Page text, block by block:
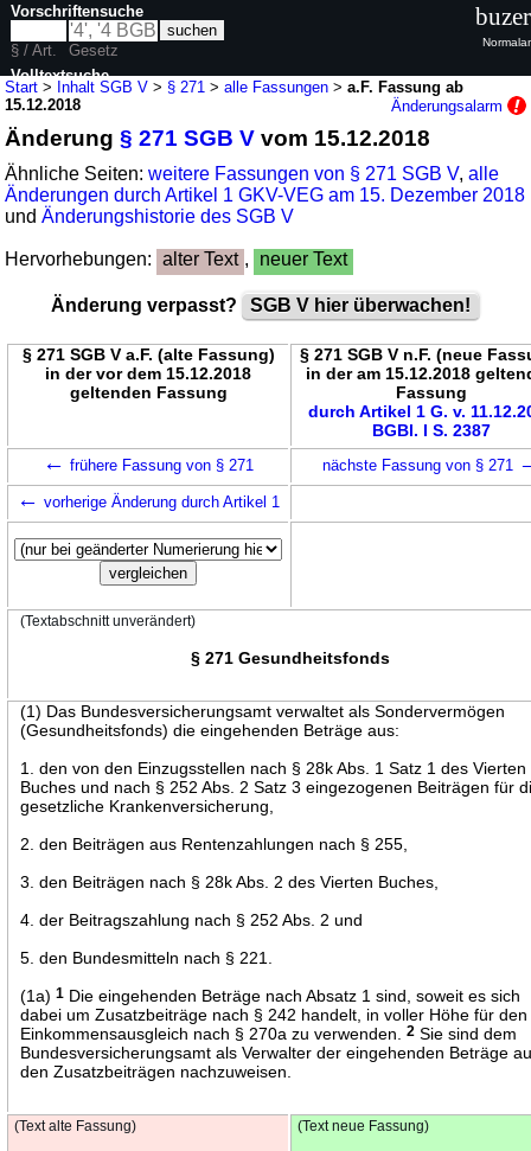
Start > Inhalt SGB V > § 271 >alle Fassungen >a.F. Fassung ab
15.12.2018
Änderungsalarm
Änderung§ 271 SGB V vom 15.12.2018
Ähnliche Seiten:weitere Fassungen von § 271 SGB V,alle
Änderungen durch Artikel 1 GKV-VEG am 15. Dezember 2018
undÄnderungshistorie des SGB V
Hervorhebungen: alter Text , neuer Text
Änderung verpasst? SGB V hier überwachen!
§ 271 SGB V a.F. (alte Fassung)
in der vor dem 15.12.2018
geltenden Fassung
§ 271 SGB V n.F. (neue
in der am 15.12.2018
Fassung
durch Artikel 1 G. v.
BGBl. I S. 2387
← frühere Fassung von § 271 nächste Fassung von § 271
← vorherige Änderung durch Artikel 1
(Textabschnitt unverändert)
§ 271 Gesundheitsfonds
(1) Das Bundesversicherungsamt verwaltet als Sondervermögen
(Gesundheitsfonds) die eingehenden Beträge aus:
1. den von den Einzugsstellen nach § 28k Abs. 1 Satz 1 des Vierten
Buches und nach § 252 Abs. 2 Satz 3 eingezogenen Beiträgen für
gesetzliche Krankenversicherung,
2. den Beiträgen aus Rentenzahlungen nach § 255,
3. den Beiträgen nach § 28k Abs. 2 des Vierten Buches,
4. der Beitragszahlung nach § 252 Abs. 2 und
5. den Bundesmitteln nach § 221.
(1a)1 Die eingehenden Beträge nach Absatz 1 sind, soweit es sich
dabei um Zusatzbeiträge nach § 242 handelt, in voller Höhe für den
Einkommensausgleich nach § 270a zu verwenden.2 Sie sind dem
Bundesversicherungsamt als Verwalter der eingehenden Beträge
den Zusatzbeiträgen nachzuweisen.
(Text alte Fassung) (Text neue Fassung)
Vorschriftensuche
§ / Art.
Gesetz
Volltextsuche